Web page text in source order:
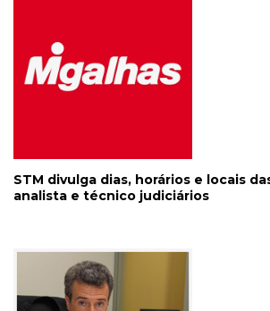
STM divulga dias, horários e locais
analista e técnico judiciários